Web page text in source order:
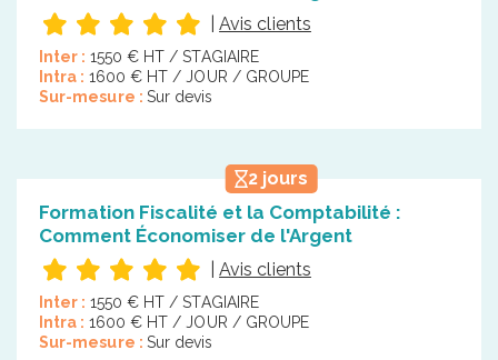
Avis clients
Inter : 1550 € HT / STAGIAIRE
Intra : 1600 € HT / JOUR / GROUPE
Sur-mesure : Sur devis
2 jours
Formation Fiscalité et la Comptabilité :
Comment Économiser de l'Argent
Avis clients
Inter : 1550 € HT / STAGIAIRE
Intra : 1600 € HT / JOUR / GROUPE
Sur-mesure : Sur devis